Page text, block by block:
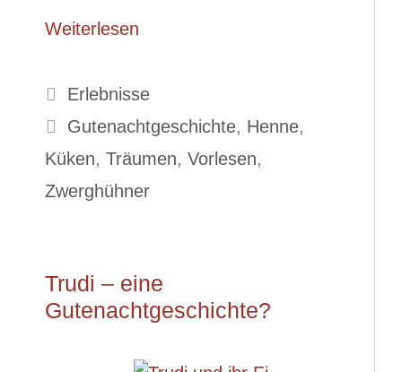
Weiterlesen
Kategorien
Erlebnisse
Schlagwörter
Gutenachtgeschichte, Henne,
Küken, Träumen, Vorlesen,
Zwerghühner
Trudi – eine
Gutenachtgeschichte?